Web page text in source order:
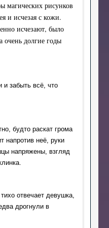
магических рисунков
и исчезая с кожи.
исчезают, было
очень долгие годы
забыть всё, что
будто раскат грома
напротив неё, руки
напряжены, взгляд
отвечает девушка,
дрогнули в